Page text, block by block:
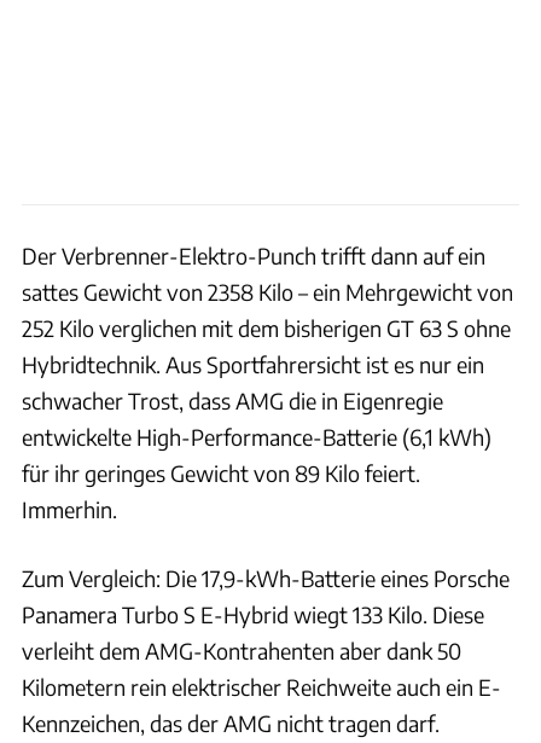
Der Verbrenner-Elektro-Punch trifft dann auf ein
sattes Gewicht von 2358 Kilo – ein Mehrgewicht von
252 Kilo verglichen mit dem bisherigen GT 63 S ohne
Hybridtechnik. Aus Sportfahrersicht ist es nur ein
schwacher Trost, dass AMG die in Eigenregie
entwickelte High-Performance-Batterie (6,1 kWh)
für ihr geringes Gewicht von 89 Kilo feiert.
Immerhin.
Zum Vergleich: Die 17,9-kWh-Batterie eines Porsche
Panamera Turbo S E-Hybrid wiegt 133 Kilo. Diese
verleiht dem AMG-Kontrahenten aber dank 50
Kilometern rein elektrischer Reichweite auch ein E-
Kennzeichen, das der AMG nicht tragen darf.